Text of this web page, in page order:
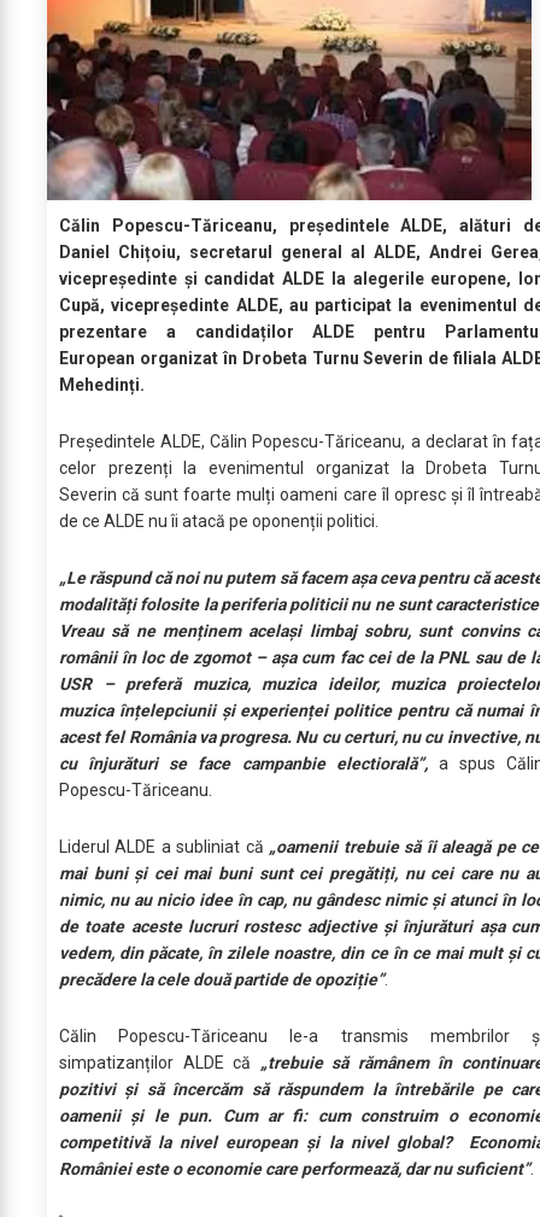
Călin Popescu-Tăriceanu, președintele ALDE, alături
Daniel Chițoiu, secretarul general al ALDE, Andrei
vicepreședinte și candidat ALDE la alegerile europene,
Cupă, vicepreședinte ALDE, au participat la evenimentul
prezentare a candidaților ALDE pentru
European organizat în Drobeta Turnu Severin de filiala
Mehedinți.
Președintele ALDE, Călin Popescu-Tăriceanu, a declarat în
celor prezenți la evenimentul organizat la Drobeta
Severin că sunt foarte mulți oameni care îl opresc și îl
de ce ALDE nu îi atacă pe oponenții politici.
„Le răspund că noi nu putem să facem așa ceva pentru că
modalități folosite la periferia politicii nu ne sunt
Vreau să ne menținem același limbaj sobru, sunt convins
românii în loc de zgomot – așa cum fac cei de la PNL sau de
USR – preferă muzica, muzica ideilor, muzica
muzica înțelepciunii și experienței politice pentru că numai
acest fel România va progresa. Nu cu certuri, nu cu invective,
cu înjurături se face campanbie electiorală”,a spus
Popescu-Tăriceanu.
Liderul ALDE a subliniat că „oamenii trebuie să îi aleagă pe
mai buni și cei mai buni sunt cei pregătiți, nu cei care nu
nimic, nu au nicio idee în cap, nu gândesc nimic și atunci în
de toate aceste lucruri rostesc adjective și înjurături așa
vedem, din păcate, în zilele noastre, din ce în ce mai mult și
precădere la cele două partide de opoziție”.
Călin Popescu-Tăriceanu le-a transmis membrilor
simpatizanților ALDE că „trebuie să rămânem în
pozitivi și să încercăm să răspundem la întrebările pe
oamenii și le pun. Cum ar fi: cum construim o
competitivă la nivel european și la nivel global?
României este o economie care performează, dar nu suficient”.